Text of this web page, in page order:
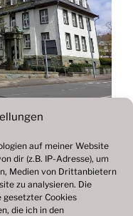
auf meiner Website
dir (z.B. IP-Adresse), um
Medien von Drittanbietern
zu analysieren. Die
gesetzter Cookies
die ich in den